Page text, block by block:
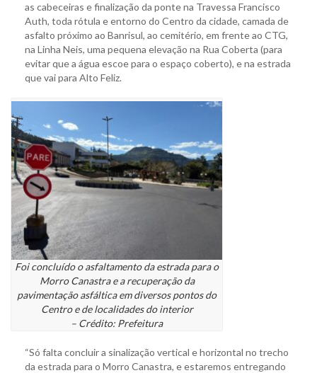
as cabeceiras e finalização da ponte na Travessa Francisco
Auth, toda rótula e entorno do Centro da cidade, camada de
asfalto próximo ao Banrisul, ao cemitério, em frente ao CTG,
na Linha Neis, uma pequena elevação na Rua Coberta (para
evitar que a água escoe para o espaço coberto), e na estrada
que vai para Alto Feliz.
Foi concluído o asfaltamento da estrada para o
Morro Canastra e a recuperação da
pavimentação asfáltica em diversos pontos do
Centro e de localidades do interior
– Crédito: Prefeitura
“Só falta concluir a sinalização vertical e horizontal no trecho
da estrada para o Morro Canastra, e estaremos entregando